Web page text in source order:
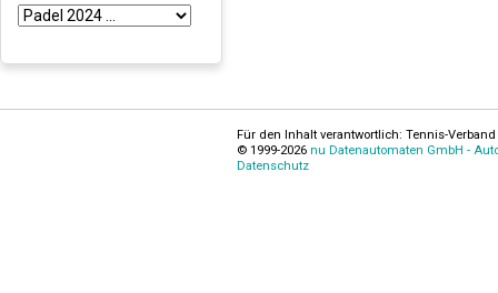
Für den Inhalt verantwortlich: Tennis-
© 1999-2026 nu Datenautomaten GmbH -
Datenschutz